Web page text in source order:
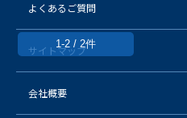
1-2 / 2件
よくあるご質問
サイトマップ
会社概要